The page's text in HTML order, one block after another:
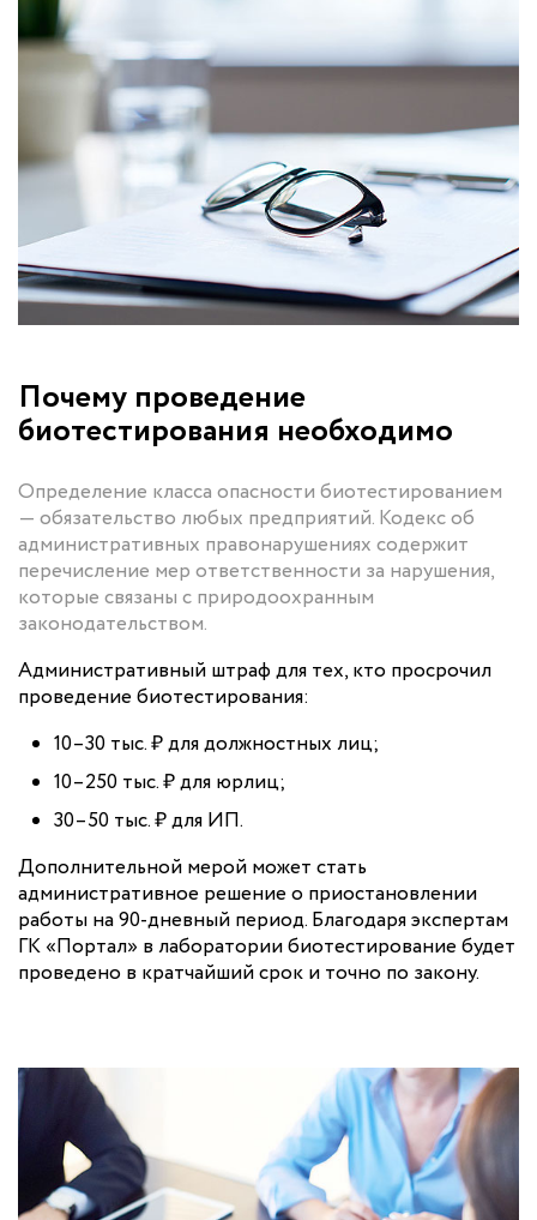
Почему проведение
биотестирования необходимо
Определение класса опасности биотестированием
— обязательство любых предприятий. Кодекс об
административных правонарушениях содержит
перечисление мер ответственности за нарушения,
которые связаны с природоохранным
законодательством.
Административный штраф для тех, кто просрочил
проведение биотестирования:
10–30 тыс. ₽ для должностных лиц;
10–250 тыс. ₽ для юрлиц;
30–50 тыс. ₽ для ИП.
Дополнительной мерой может стать
административное решение о приостановлении
работы на 90-дневный период. Благодаря экспертам
ГК «Портал» в лаборатории биотестирование будет
проведено в кратчайший срок и точно по закону.